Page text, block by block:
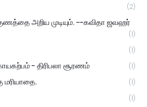
(2)
அறிய முடியும். --கவிதா ஜவஹர்
(1)
(1)
- திரிபலா சூரணம் (1)
மரியாதை. (1)
(1)